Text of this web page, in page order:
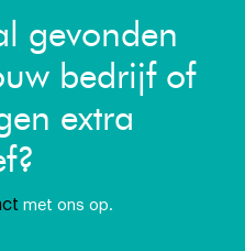
gevonden
bedrijf of
extra
met ons op.